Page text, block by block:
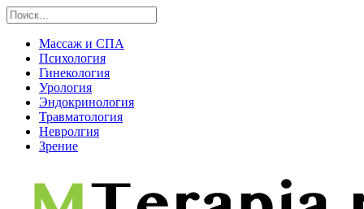
Массаж и СПА
Психология
Гинекология
Урология
Эндокринология
Травматология
Невролгия
Зрение